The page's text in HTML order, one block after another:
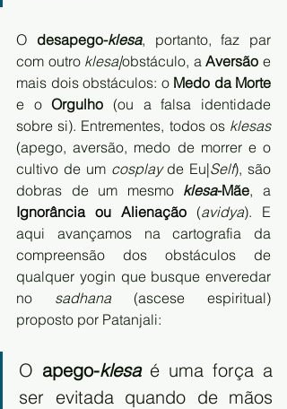
O desapego-klesa, portanto, faz par
com outro klesa|obstáculo, a Aversão e
mais dois obstáculos: o Medo da Morte
e o Orgulho (ou a falsa identidade
sobre si). Entrementes, todos os klesas
(apego, aversão, medo de morrer e o
cultivo de um cosplay de Eu|Self), são
dobras de um mesmo klesa-Mãe
Ignorância ou Alienação (avidya). E
aqui avançamos na cartografia da
compreensão dos obstáculos de
qualquer yogin que busque enveredar
no sadhana (ascese espiritual)
proposto por Patanjali:
O apego-klesa é uma força a
ser evitada quando de mãos